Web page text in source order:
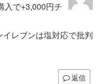
入で+3,000円チ
レブンは塩対応で批判
返信